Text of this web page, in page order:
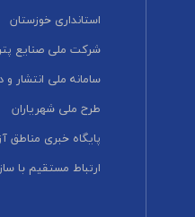
استانداری خوزستان
شرکت ملی صنایع
سامانه ملی انتشار
طرح ملی شهریاران
پایگاه خبری مناطق
ارتباط مستقیم با